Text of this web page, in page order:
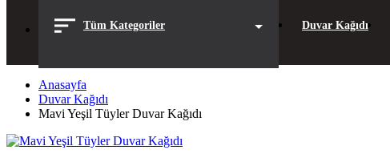
Tüm Kategoriler Duvar Kağıdı
Anasayfa
Duvar Kağıdı
Mavi Yeşil Tüyler Duvar Kağıdı